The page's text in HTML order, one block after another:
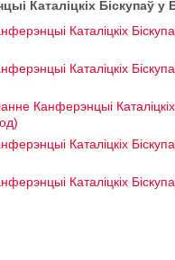
Каталіцкіх Біскупаў у
Каталіцкіх
Каталіцкіх
Канферэнцыі
Каталіцкіх
Каталіцкіх